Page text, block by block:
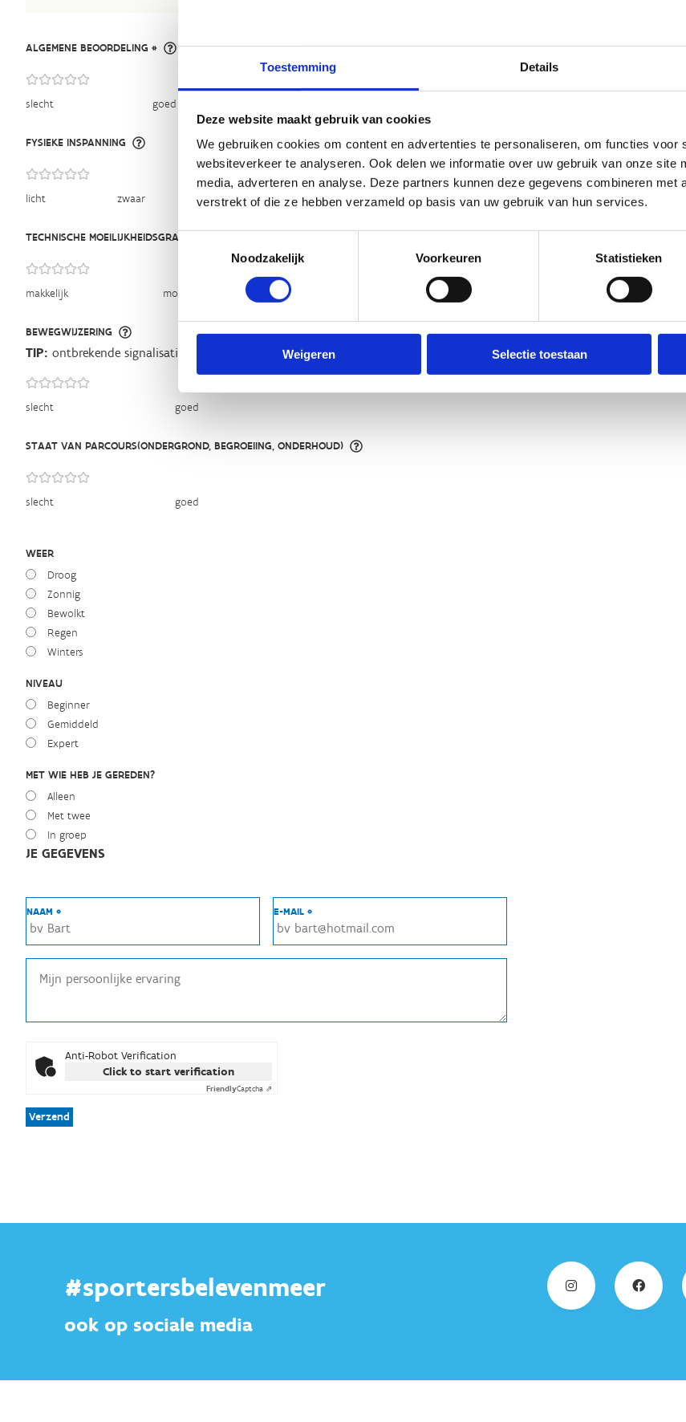
Toestemming Details
Deze website maakt gebruik van cookies
We gebruiken cookies om content en advertenties te personaliseren, om functies voor
websiteverkeer te analyseren. Ook delen we informatie over uw gebruik van onze site
media, adverteren en analyse. Deze partners kunnen deze gegevens combineren met
verstrekt of die ze hebben verzameld op basis van uw gebruik van hun services.
Toestemmingsselectie
Noodzakelijk
Voorkeuren Statistieken
Weigeren Selectie toestaan
ALGEMENE BEOORDELING *
slecht goed
FYSIEKE INSPANNING
licht zwaar
TECHNISCHE MOEILIJKHEIDSGRAAD
makkelijk moeilijk
BEWEGWIJZERING
slecht goed
TIP: ontbrekende signalisatie kan je melden via hetRoutemeldpunt
STAAT VAN PARCOURS(ONDERGROND, BEGROEIING, ONDERHOUD)
slecht goed
WEER
Droog
Zonnig
Bewolkt
Regen
Winters
NIVEAU
Beginner
Gemiddeld
Expert
MET WIE HEB JE GEREDEN?
Alleen
Met twee
In groep
JE GEGEVENS
NAAM * E-MAIL *
Anti-Robot Verification
Click to start verification
FriendlyCaptcha ⇗
Verzend
#sportersbelevenmeer
ook op sociale media